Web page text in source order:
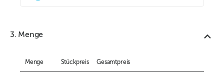
3. Menge
Menge Stückpreis Gesamtpreis